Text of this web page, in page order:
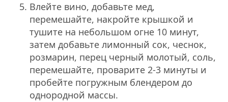
Влейте вино, добавьте мед,
перемешайте, накройте крышкой и
тушите на небольшом огне 10 минут,
затем добавьте лимонный сок, чеснок,
розмарин, перец черный молотый, соль,
перемешайте, проварите 2-3 минуты и
пробейте погружным блендером до
однородной массы.